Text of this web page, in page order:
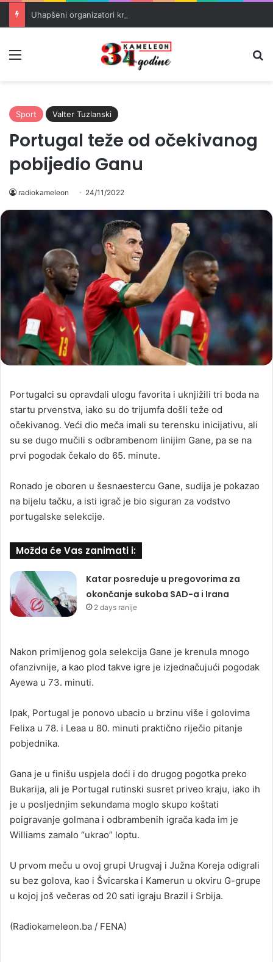
Sport Valter Tuzlanski
Portugal teže od očekivanog
pobijedio Ganu
radiokameleon 24/11/2022
Portugalci su opravdali ulogu favorita i uknjižili tri boda na
startu prvenstva, iako su do trijumfa došli teže od
očekivanog. Veći dio meča imali su terensku inicijativu, ali
su se dugo mučili s odbrambenom linijim Gane, pa se na
prvi pogodak čekalo do 65. minute.
Ronado je oboren u šesnaestercu Gane, sudija je pokazao
na bijelu tačku, a isti igrač je bio siguran za vodstvo
portugalske selekcije.
Možda će Vas zanimati i:
Katar posreduje u pregovorima za
okončanje sukoba SAD-a i Irana
2 days ranije
Nakon primljenog gola selekcija Gane je krenula mnogo
ofanzivnije, a kao plod takve igre je izjednačujući pogodak
Ayewa u 73. minuti.
Ipak, Portugal je ponovo ubacio u brzinu više i golovima
Felixa u 78. i Leaa u 80. minuti praktično riječio pitanje
pobjednika.
Gana je u finišu uspjela doći i do drugog pogotka preko
Bukarija, ali je Portugal rutinski susret priveo kraju, iako ih
je u posljednjim sekundama moglo skupo koštati
poigravanje golmana i odbrambenih igrača kada im je
Williams zamalo “ukrao” loptu.
U prvom meču u ovoj grupi Urugvaj i Južna Koreja odigrali
su bez golova, kao i Švicarska i Kamerun u okviru G-grupe
u kojoj još večeras od 20 sati igraju Brazil i Srbija.
(Radiokameleon.ba / FENA)